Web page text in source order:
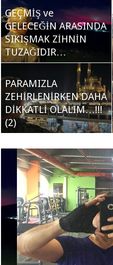
GEÇMİŞ ve
GELECEĞİN ARASINDA
SIKIŞMAK ZİHNİN
TUZAĞIDIR…
PARAMIZLA
ZEHİRLENİRKEN DAHA
DİKKATLİ OLALIM…!!!
(2)